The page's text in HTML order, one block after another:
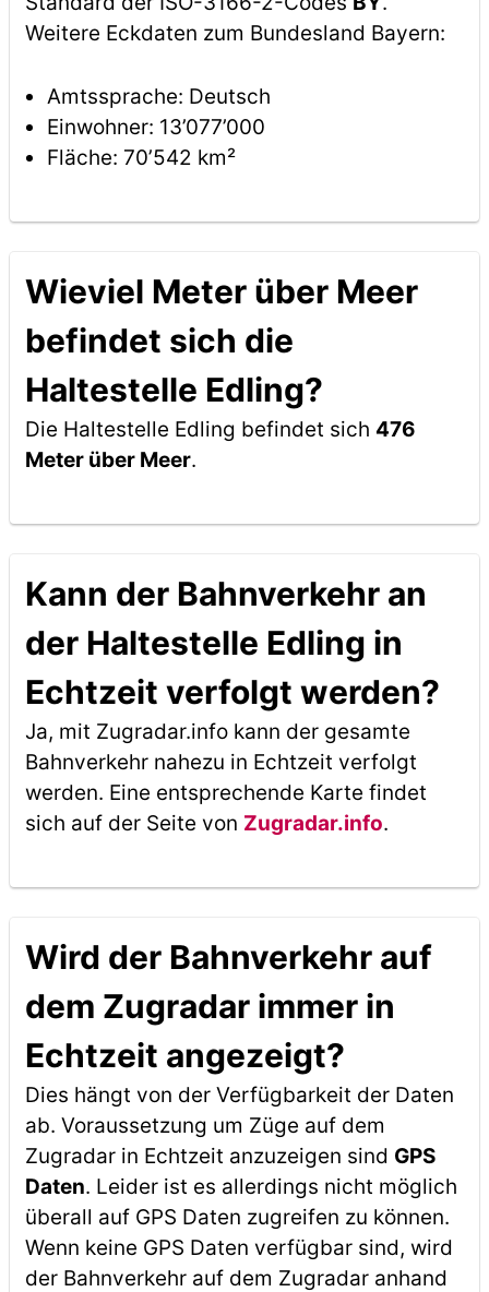
Weitere Eckdaten zum Bundesland Bayern:
Amtssprache: Deutsch
Einwohner: 13’077’000
Fläche: 70’542 km²
Wieviel Meter über Meer
befindet sich die
Haltestelle Edling?
Die Haltestelle Edling befindet sich 476
Meter über Meer.
Kann der Bahnverkehr an
der Haltestelle Edling in
Echtzeit verfolgt werden?
Ja, mit Zugradar.info kann der gesamte
Bahnverkehr nahezu in Echtzeit verfolgt
werden. Eine entsprechende Karte findet
sich auf der Seite von Zugradar.info.
Wird der Bahnverkehr auf
dem Zugradar immer in
Echtzeit angezeigt?
Dies hängt von der Verfügbarkeit der Daten
ab. Voraussetzung um Züge auf dem
Zugradar in Echtzeit anzuzeigen sind GPS
Daten. Leider ist es allerdings nicht möglich
überall auf GPS Daten zugreifen zu können.
Wenn keine GPS Daten verfügbar sind, wird
der Bahnverkehr auf dem Zugradar anhand